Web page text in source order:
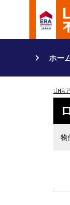
ホー
山信
物